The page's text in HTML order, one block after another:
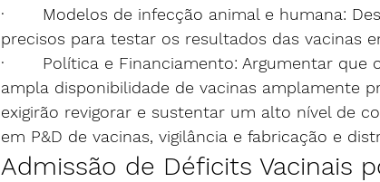
·       Modelos de infecção animal e humana:
precisos para testar os resultados das vacinas
·       Política e Financiamento: Argumentar
ampla disponibilidade de vacinas amplamente
exigirão revigorar e sustentar um alto nível de
em P&D de vacinas, vigilância e fabricação e
Admissão de Déficits Vacinais